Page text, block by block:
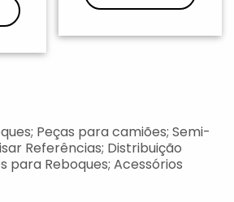
Peças para camiões; Semi-
Referências; Distribuição
para Reboques; Acessórios